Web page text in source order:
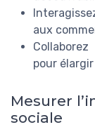
aux
pour
Mesurer
sociale